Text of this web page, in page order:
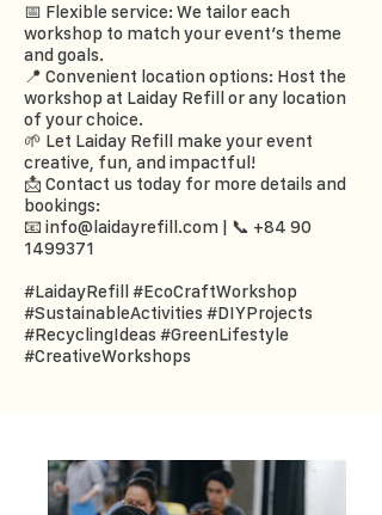
📅 Flexible service: We tailor each
workshop to match your event’s theme
and goals.
📍 Convenient location options: Host the
workshop at Laiday Refill or any location
of your choice.
🌱 Let Laiday Refill make your event
creative, fun, and impactful!
📩 Contact us today for more details and
bookings:
📧 info@laidayrefill.com | 📞 +84 90
1499371
#LaidayRefill #EcoCraftWorkshop
#SustainableActivities #DIYProjects
#RecyclingIdeas #GreenLifestyle
#CreativeWorkshops